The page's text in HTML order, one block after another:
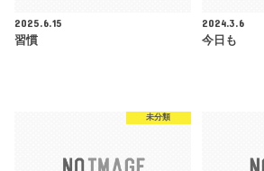
2025.6.15
習慣
2024.3.6
今日も
未分類